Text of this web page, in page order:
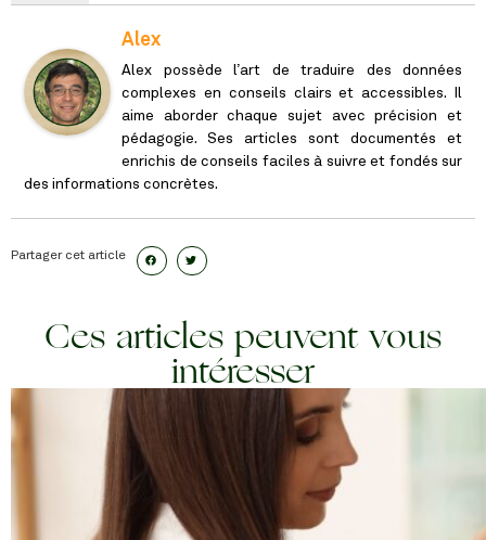
Alex
Alex possède l’art de traduire des données
complexes en conseils clairs et accessibles. Il
aime aborder chaque sujet avec précision et
pédagogie. Ses articles sont documentés et
enrichis de conseils faciles à suivre et fondés sur
des informations concrètes.
Partager cet article
Ces articles peuvent vous
intéresser